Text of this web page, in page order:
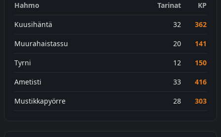
Hahmo Tarinat KP
Kuusihäntä 32 362
Muurahaistassu 20 141
Tyrni 12 150
Ametisti 33 416
Mustikkapyörre 28 303